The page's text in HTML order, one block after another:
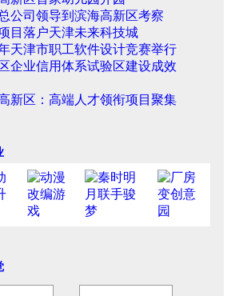
公司领导到滨海高新区考察
目落户天津未来科技城
天津市职工软件设计竞赛举行
企业信用体系试验区建设成效
新区：高端人才领衔项目聚集